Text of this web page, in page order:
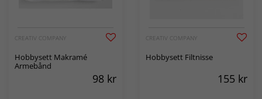
CREATIV COMPANY
Hobbysett Makramé
Armebånd
98 kr
CREATIV COMPANY
Hobbysett Filtnisse
155 kr